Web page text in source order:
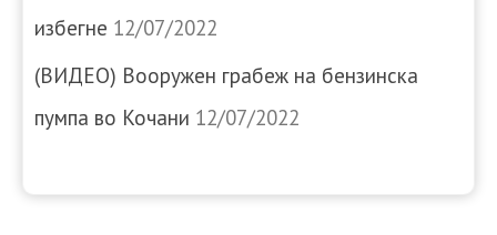
избегне 12/07/2022
(ВИДЕО) Вооружен грабеж на бензинска
пумпа во Кочани 12/07/2022